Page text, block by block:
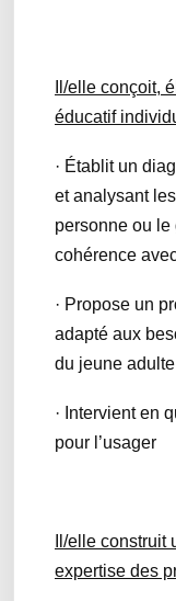
Il/elle conçoit,
éducatif
· Établit un
et analysant
personne ou le
cohérence
· Propose un
adapté aux
du jeune
· Intervient en
pour l’usager
Il/elle construit
expertise des